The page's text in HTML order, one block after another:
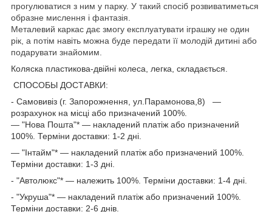
прогулюватися з ним у парку. У такий спосіб розвиватиметься
образне мислення і фантазія.
Металевий каркас дає змогу експлуатувати іграшку не один
рік, а потім навіть можна буде передати її молодій дитині або
подарувати знайомим.
Коляска пластикова-двійні колеса, легка, складається.
СПОСОБЫ ДОСТАВКИ:
- Самовивіз (г. Запорожнення, ул.Парамонова,8) —
розрахунок на місці або призначений 100%.
— "Нова Пошта"* — накладений платіж або призначений
100%. Терміни доставки: 1-2 дні.
— "Інтайм"* — накладений платіж або призначений 100%.
Терміни доставки: 1-3 дні.
- "Автолюкс"* — належить 100%. Терміни доставки: 1-4 дні.
- "Укруша"* — накладений платіж або призначений 100%.
Терміни доставки: 2-6 днів.